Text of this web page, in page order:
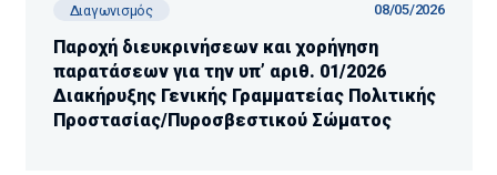
Διαγωνισμός 08/05/2026
Παροχή διευκρινήσεων και χορήγηση
παρατάσεων για την υπ’ αριθ. 01/2026
Διακήρυξης Γενικής Γραμματείας Πολιτικής
Προστασίας/Πυροσβεστικού Σώματος